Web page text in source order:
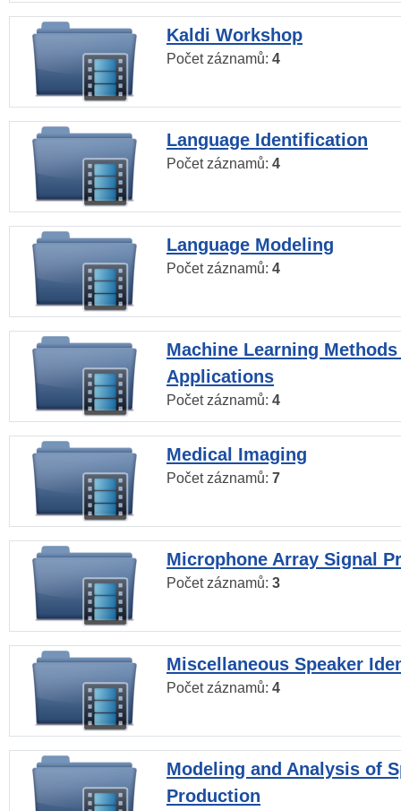
Kaldi Workshop
Počet záznamů: 4
Language Identification
Počet záznamů: 4
Language Modeling
Počet záznamů: 4
Machine Learning
Applications
Počet záznamů: 4
Medical Imaging
Počet záznamů: 7
Microphone Array Signal
Počet záznamů: 3
Miscellaneous Speaker
Počet záznamů: 4
Modeling and Analysis of
Production